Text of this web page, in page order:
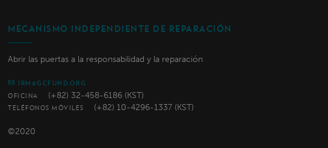
MECANISMO INDEPENDIENTE DE REPARACIÓN
Abrir las puertas a la responsabilidad y la reparación
IRM@GCFUND.ORG
OFICINA
(+82) 32-458-6186 (KST)
TELÉFONOS MÓVILES (+82) 10-4296-1337 (KST)
©2020